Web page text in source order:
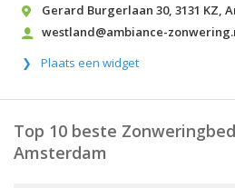
Gerard Burgerlaan 30, 3131 KZ,
westland@ambiance-
Plaats een widget
Top 10 beste
Amsterdam